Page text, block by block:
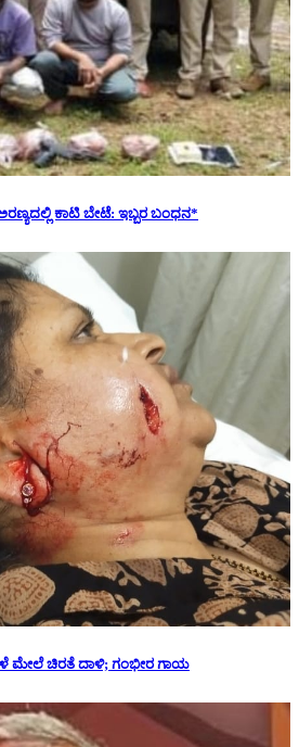
ಕಾಟಿ ಬೇಟೆ: ಇಬ್ಬರ ಬಂಧನ*
ಮೇಲೆ ಚಿರತೆ ದಾಳಿ; ಗಂಭೀರ ಗಾಯ